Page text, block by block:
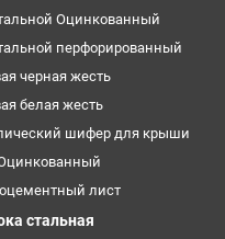
Оцинкованный
перфорированный
черная жесть
белая жесть
шифер для крыши
лист
стальная